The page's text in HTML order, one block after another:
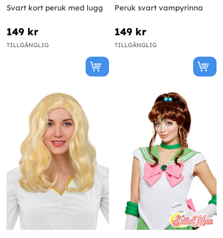
Svart kort peruk med lugg
149 kr
TILLGÄNGLIG
Peruk svart vampyrinna
149 kr
TILLGÄNGLIG